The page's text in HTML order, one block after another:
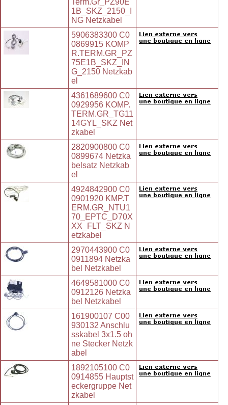
Term.Gr_PZ90E
1B_SKZ_2150_I
NG Netzkabel
5906383300 C0
0869915 KOMP
R.TERM.GR_PZ
75E1B_SKZ_IN
G_2150 Netzkab
el
4361689600 C0
0929956 KOMP.
TERM.GR_TG11
14GYL_SKZ Net
zkabel
2820900800 C0
0899674 Netzka
belsatz Netzkab
el
4924842900 C0
0901920 KMP.T
ERM.GR_NTU1
70_EPTC_D70X
XX_FLT_SKZ N
etzkabel
2970443900 C0
0911894 Netzka
bel Netzkabel
4649581000 C0
0912126 Netzka
bel Netzkabel
161900107 C00
930132 Anschlu
sskabel 3x1.5 oh
ne Stecker Netzk
abel
1892105100 C0
0914855 Hauptst
eckergruppe Net
zkabel